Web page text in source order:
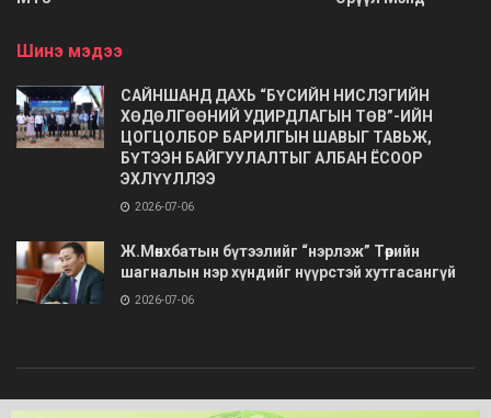
Шинэ мэдээ
САЙНШАНД ДАХЬ “БҮСИЙН НИСЛЭГИЙН
ХӨДӨЛГӨӨНИЙ УДИРДЛАГЫН ТӨВ”-ИЙН
ЦОГЦОЛБОР БАРИЛГЫН ШАВЫГ ТАВЬЖ,
БҮТЭЭН БАЙГУУЛАЛТЫГ АЛБАН ЁСООР
ЭХЛҮҮЛЛЭЭ
2026-07-06
Ж.Мөнхбатын бүтээлийг “нэрлэж” Төрийн
шагналын нэр хүндийг нүүрстэй хутгасангүй
2026-07-06